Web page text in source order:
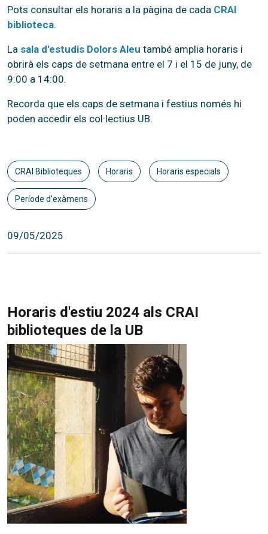
Pots consultar els horaris a la pàgina de cada CRAI
biblioteca.
La sala d'estudis Dolors Aleu també amplia horaris i
obrirà els caps de setmana entre el 7 i el 15 de juny, de
9:00 a 14:00.
Recorda que els caps de setmana i festius només hi
poden accedir els col·lectius UB.
CRAI Biblioteques Horaris Horaris especials
Període d'exàmens
09/05/2025
Horaris d'estiu 2024 als CRAI
biblioteques de la UB